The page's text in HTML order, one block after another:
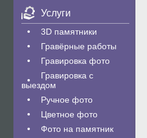
Услуги
3D памятники
Гравëрные работы
Гравировка фото
Гравировка с
выездом
Ручное фото
Цветное фото
Фото на памятник